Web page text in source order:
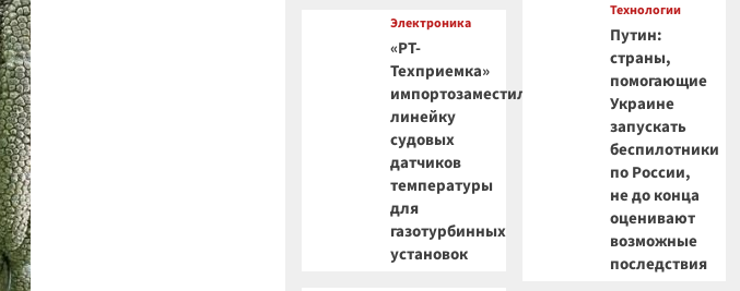
Электроника
«РТ-
Техприемка»
импортозаместила
линейку
судовых
датчиков
температуры
для
газотурбинных
установок
Технологии
Путин:
страны,
помогающие
Украине
запускать
беспилотники
по России,
не до конца
оценивают
возможные
последствия